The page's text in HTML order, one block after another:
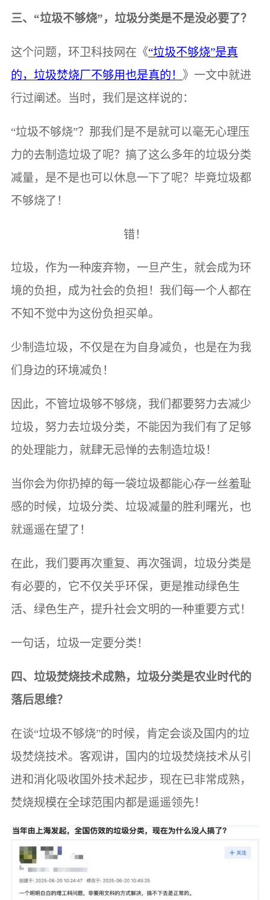
三、“垃圾不够烧”，垃圾分类是不是没必要了？
这个问题，环卫科技网在《“垃圾不够烧”是真
的，垃圾焚烧厂不够用也是真的！ 》一文中就进
行过阐述。当时，我们是这样说的：
“垃圾不够烧”？那我们是不是就可以毫无心理压
力的去制造垃圾了呢？搞了这么多年的垃圾分类
减量，是不是也可以休息一下了呢？毕竟垃圾都
不够烧了！
错！
垃圾，作为一种废弃物，一旦产生，就会成为环
境的负担，成为社会的负担！我们每一个人都在
不知不觉中为这份负担买单。
少制造垃圾，不仅是在为自身减负，也是在为我
们身边的环境减负！
因此，不管垃圾够不够烧，我们都要努力去减少
垃圾，努力去垃圾分类，不能因为我们有了足够
的处理能力，就肆无忌惮的去制造垃圾！
当你会为你扔掉的每一袋垃圾都能心存一丝羞耻
感的时候，垃圾分类、垃圾减量的胜利曙光，也
就遥遥在望了！
在此，我们要再次重复、再次强调，垃圾分类是
有必要的，它不仅关乎环保，更是推动绿色生
活、绿色生产，提升社会文明的一种重要方式！
一句话，垃圾一定要分类！
四、垃圾焚烧技术成熟，垃圾分类是农业时代的
落后思维？
在谈“垃圾不够烧”的时候，肯定会谈及国内的垃
圾焚烧技术。客观讲，国内的垃圾焚烧技术从引
进和消化吸收国外技术起步，现在已非常成熟，
焚烧规模在全球范围内都是遥遥领先！